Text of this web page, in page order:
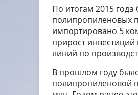
По итогам 2015
полипропиленовых
импортировано 5
прирост
линий по
В прошлом году
полипропиленовой